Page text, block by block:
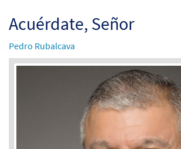
Acuérdate, Señor
Pedro Rubalcava